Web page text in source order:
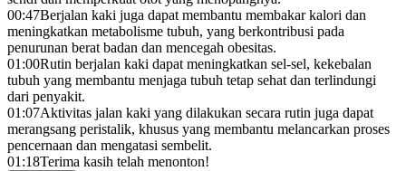
00:47Berjalan kaki juga dapat membantu membakar kalori dan
meningkatkan metabolisme tubuh, yang berkontribusi pada
penurunan berat badan dan mencegah obesitas.
01:00Rutin berjalan kaki dapat meningkatkan sel-sel, kekebalan
tubuh yang membantu menjaga tubuh tetap sehat dan terlindungi
dari penyakit.
01:07Aktivitas jalan kaki yang dilakukan secara rutin juga dapat
merangsang peristalik, khusus yang membantu melancarkan proses
pencernaan dan mengatasi sembelit.
01:18Terima kasih telah menonton!